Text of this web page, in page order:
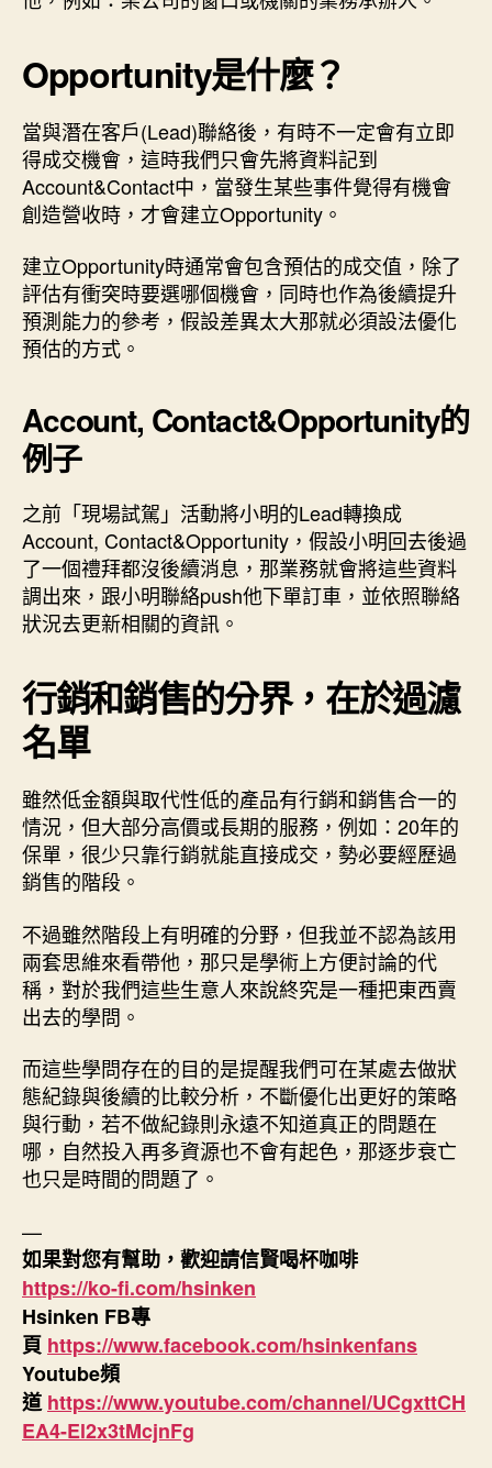
Opportunity是什麼？
當與潛在客戶(Lead)聯絡後，有時不一定會有立即
得成交機會，這時我們只會先將資料記到
Account&Contact中，當發生某些事件覺得有機會
創造營收時，才會建立Opportunity。
建立Opportunity時通常會包含預估的成交值，除了
評估有衝突時要選哪個機會，同時也作為後續提升
預測能力的參考，假設差異太大那就必須設法優化
預估的方式。
Account, Contact&Opportunity的
例子
之前「現場試駕」活動將小明的Lead轉換成
Account, Contact&Opportunity，假設小明回去後過
了一個禮拜都沒後續消息，那業務就會將這些資料
調出來，跟小明聯絡push他下單訂車，並依照聯絡
狀況去更新相關的資訊。
行銷和銷售的分界，在於過濾
名單
雖然低金額與取代性低的產品有行銷和銷售合一的
情況，但大部分高價或長期的服務，例如：20年的
保單，很少只靠行銷就能直接成交，勢必要經歷過
銷售的階段。
不過雖然階段上有明確的分野，但我並不認為該用
兩套思維來看帶他，那只是學術上方便討論的代
稱，對於我們這些生意人來說終究是一種把東西賣
出去的學問。
而這些學問存在的目的是提醒我們可在某處去做狀
態紀錄與後續的比較分析，不斷優化出更好的策略
與行動，若不做紀錄則永遠不知道真正的問題在
哪，自然投入再多資源也不會有起色，那逐步衰亡
也只是時間的問題了。
—
如果對您有幫助，歡迎請信賢喝杯咖啡
https://ko-fi.com/hsinken
Hsinken FB專
頁 https://www.facebook.com/hsinkenfans
Youtube頻
道 https://www.youtube.com/channel/UCgxttCH
EA4-El2x3tMcjnFg